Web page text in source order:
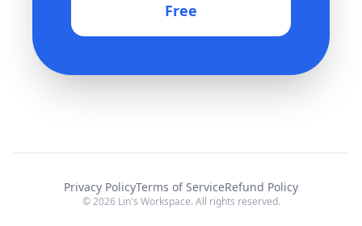
Free
Privacy PolicyTerms of ServiceRefund Policy
© 2026 Lin's Workspace. All rights reserved.